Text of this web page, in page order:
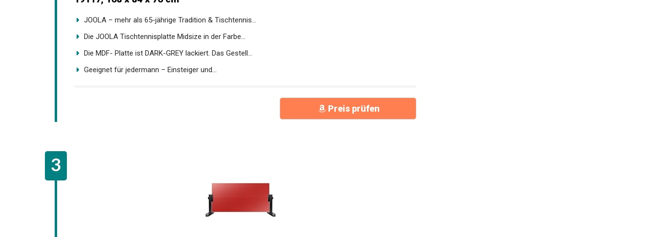
JOOLA Tischtennisplatte Midsize, mittelgroße inklusive Netz, Dark-Grey,
19117, 168 x 84 x 76 cm
JOOLA – mehr als 65-jährige Tradition & Tischtennis...
Die JOOLA Tischtennisplatte Midsize in der Farbe...
Die MDF- Platte ist DARK-GREY lackiert. Das Gestell...